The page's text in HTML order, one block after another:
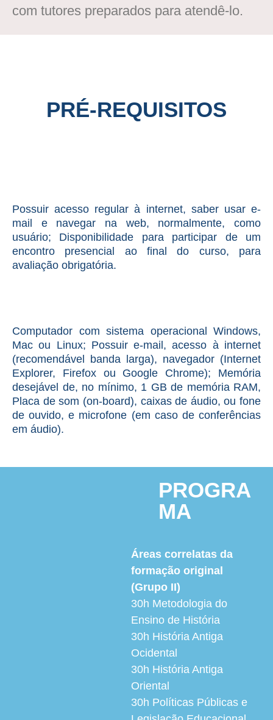
com tutores preparados para atendê-lo.
PRÉ-REQUISITOS
Possuir acesso regular à internet, saber usar e-
mail e navegar na web, normalmente, como
usuário; Disponibilidade para participar de um
encontro presencial ao final do curso, para
avaliação obrigatória.
Computador com sistema operacional Windows,
Mac ou Linux; Possuir e-mail, acesso à internet
(recomendável banda larga), navegador (Internet
Explorer, Firefox ou Google Chrome); Memória
desejável de, no mínimo, 1 GB de memória RAM,
Placa de som (on-board), caixas de áudio, ou fone
de ouvido, e microfone (em caso de conferências
em áudio).
PROGRA
MA
Áreas correlatas da
formação original
(Grupo II)
30h Metodologia do
Ensino de História
30h História Antiga
Ocidental
30h História Antiga
Oriental
30h Políticas Públicas e